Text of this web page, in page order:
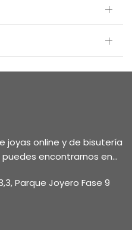
joyas online y de bisutería
encontrarnos en...
Parque Joyero Fase 9